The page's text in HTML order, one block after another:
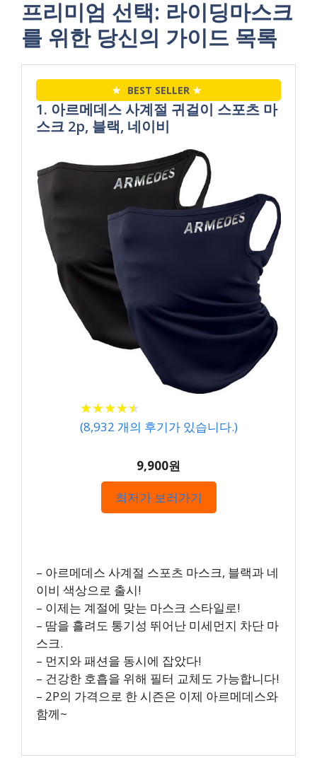
프리미엄 선택: 라이딩마스크
를 위한 당신의 가이드 목록
★ BEST SELLER ★
1. 아르메데스 사계절 귀걸이 스포츠 마
스크 2p, 블랙, 네이비
★★★★★
★★★★★
(8,932 개의 후기가 있습니다.)
9,900원
최저가 보러가기
– 아르메데스 사계절 스포츠 마스크, 블랙과 네
이비 색상으로 출시!
– 이제는 계절에 맞는 마스크 스타일로!
– 땀을 흘려도 통기성 뛰어난 미세먼지 차단 마
스크.
– 먼지와 패션을 동시에 잡았다!
– 건강한 호흡을 위해 필터 교체도 가능합니다!
– 2P의 가격으로 한 시즌은 이제 아르메데스와
함께~